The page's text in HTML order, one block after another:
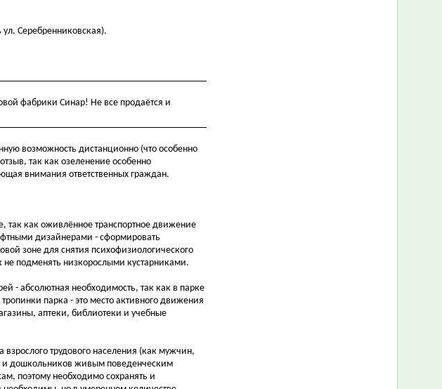
ул. Серебренниковская).
фабрики Синар! Не все продаётся и
возможность дистанционно (что особенно
так как озеленение особенно
внимания ответственных граждан.
так как оживлённое транспортное движение
дизайнерами - сформировать
зоне для снятия психофизиологического
подменять низкорослыми кустарниками.
- абсолютная необходимость, так как в парке
парка - это место активного движения
аптеки, библиотеки и учебные
взрослого трудового населения (как мужчин,
и дошкольников живым поведенческим
поэтому необходимо сохранять и